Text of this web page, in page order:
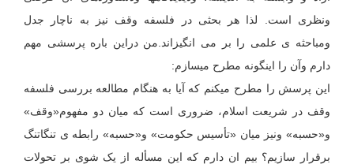
ونظری است. لذا هر بحثی در فلسفه وقف نیز به ناچار جدل
ومباحثه ی علمی را بر می انگیزاند.من دراین باره پرسشی مهم
دارم وآن را اینگونه مطرح میسازم:
این پرسش را مطرح میکنم که آیا به هنگام مطالعه بررسی فلسفه
وقف در شریعت اسلام، ضروری است که میان دو مفهوم«وقف»
و«حسبه» ونیز میان «تأسیس حکومت» و«حسبه» رابطه ی تنگاتنگ
برقرار سازیم؟ بیم ان دارم که این مسأله از یک شوی بر تحولات